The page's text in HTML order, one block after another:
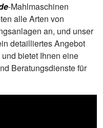
-Mahlmaschinen
alle Arten von
an, und unser
detailliertes Angebot
bietet Ihnen eine
Beratungsdienste für